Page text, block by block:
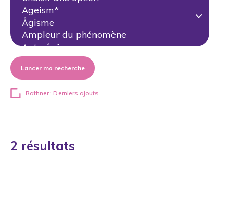
Lancer ma recherche
Raffiner : Derniers ajouts
2 résultats